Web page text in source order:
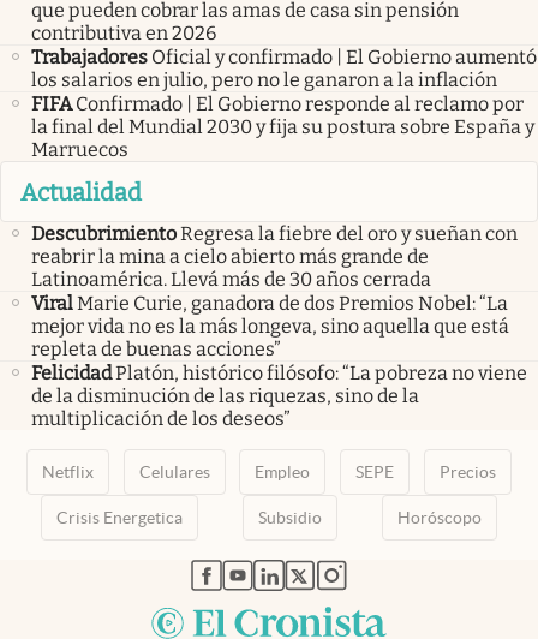
que pueden cobrar las amas de casa sin pensión
contributiva en 2026
Trabajadores Oficial y confirmado | El Gobierno aumentó
los salarios en julio, pero no le ganaron a la inflación
FIFA Confirmado | El Gobierno responde al reclamo por
la final del Mundial 2030 y fija su postura sobre España y
Marruecos
Actualidad
DescubrimientoRegresa la fiebre del oro y sueñan con
reabrir la mina a cielo abierto más grande de
Latinoamérica. Llevá más de 30 años cerrada
ViralMarie Curie, ganadora de dos Premios Nobel: “La
mejor vida no es la más longeva, sino aquella que está
repleta de buenas acciones”
FelicidadPlatón, histórico filósofo: “La pobreza no viene
de la disminución de las riquezas, sino de la
multiplicación de los deseos”
Netflix Celulares Empleo SEPE Precios
Crisis Energetica Subsidio Horóscopo
abre en nueva pestaña
abre en nueva pestaña
abre en nueva pestaña
abre en nueva pestaña
abre en nueva pestaña